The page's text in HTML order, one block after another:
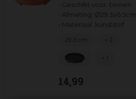
• Geschikt voor: binnen
• Afmeting: Ø29.3x6.5cm
• Materiaal: kunststof
14,99
29,3 cm + 2
+ 1